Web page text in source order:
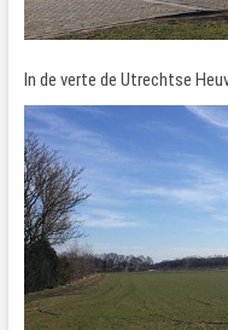
In de verte de Utrechtse